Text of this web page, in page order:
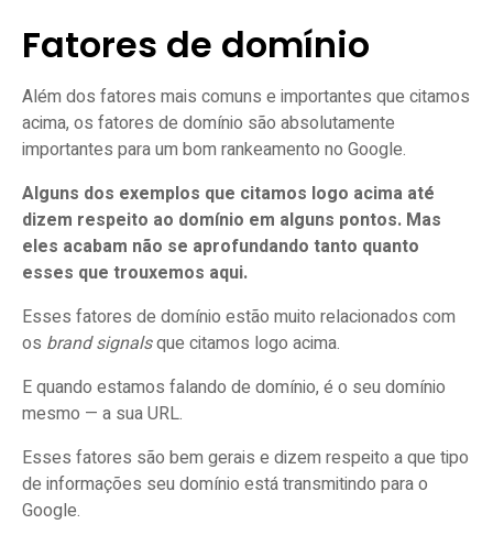
Fatores de domínio
Além dos fatores mais comuns e importantes que citamos
acima, os fatores de domínio são absolutamente
importantes para um bom rankeamento no Google.
Alguns dos exemplos que citamos logo acima até
dizem respeito ao domínio em alguns pontos. Mas
eles acabam não se aprofundando tanto quanto
esses que trouxemos aqui.
Esses fatores de domínio estão muito relacionados com
os brand signalsque citamos logo acima.
E quando estamos falando de domínio, é o seu domínio
mesmo — a sua URL.
Esses fatores são bem gerais e dizem respeito a que tipo
de informações seu domínio está transmitindo para o
Google.